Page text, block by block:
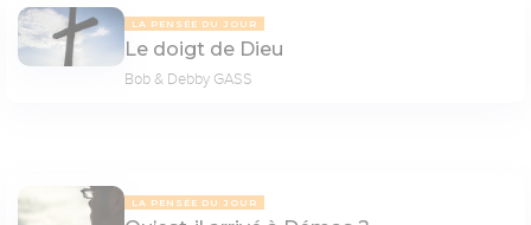
LA PENSÉE DU JOUR
Le doigt de Dieu
Bob & Debby GASS
LA PENSÉE DU JOUR